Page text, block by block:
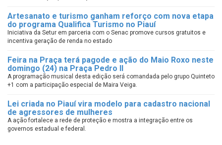
Artesanato e turismo ganham reforço com nova etapa
do programa Qualifica Turismo no Piauí
Iniciativa da Setur em parceria com o Senac promove cursos gratuitos e
incentiva geração de renda no estado
Feira na Praça terá pagode e ação do Maio Roxo neste
domingo (24) na Praça Pedro II
A programação musical desta edição será comandada pelo grupo Quinteto
+1 com a participação especial de Maira Veiga.
Lei criada no Piauí vira modelo para cadastro nacional
de agressores de mulheres
A ação fortalece a rede de proteção e mostra a integração entre os
governos estadual e federal.